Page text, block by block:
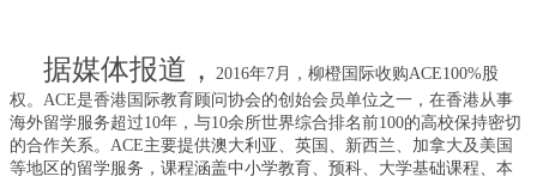
据媒体报道， 2016年7月，柳橙国际收购ACE100%股
权。 ACE是香港国际教育顾问协会的创始会员单位之一，在香港从事
海外留学服务超过10年，与10余所世界综合排名前100的高校保持密切
的合作关系。 ACE主要提供澳大利亚、英国、新西兰、加拿大及美国
等地区的留学服务，课程涵盖中小学教育、预科、大学基础课程、本